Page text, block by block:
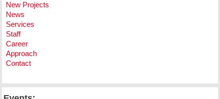
New Projects
News
Services
Staff
Career
Approach
Contact